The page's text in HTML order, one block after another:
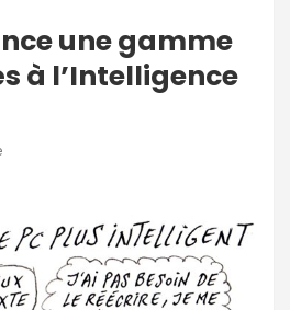
une gamme
à l’Intelligence